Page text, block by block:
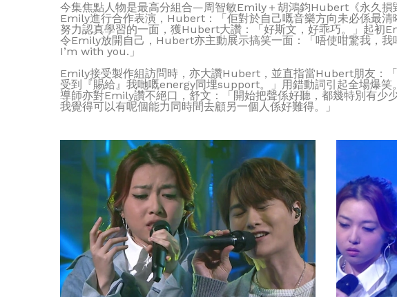
今集焦點人物是最高分組合—周智敏Emily＋胡鴻鈞Hubert《永久
Emily進行合作表演，Hubert：「佢對於自己嘅音樂方向未必係最
努力認真學習的一面，獲Hubert大讚：「好斯文，好乖巧。」起
令Emily放開自己，Hubert亦主動展示搞笑一面：「唔使咁驚我，
I’m with you.」
Emily接受製作組訪問時，亦大讚Hubert，並直指當Hubert朋友：
受到『賜給』我哋嘅energy同埋support。」用錯動詞引起全場爆
導師亦對Emily讚不絕口，舒文：「開始把聲係好聽，都幾特別有
我覺得可以有呢個能力同時間去顧另一個人係好難得。」